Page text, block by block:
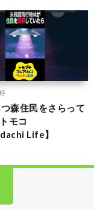
森住民をさらって
モコ
Life】